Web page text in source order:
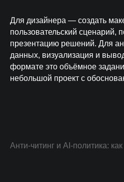
Для дизайнера — создать
пользовательский сценарий,
презентацию решений. Для
данных, визуализация и
формате это объёмное
небольшой проект с
Анти-читинг и AI-политика: